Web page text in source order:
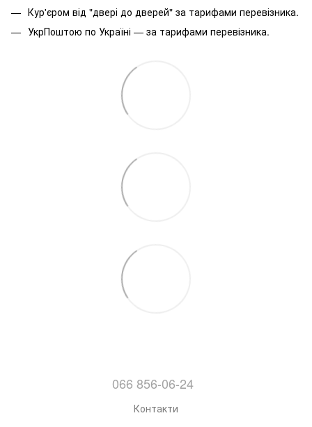
Кур'єром від "двері до дверей" за тарифами перевізника.
УкрПоштою по Україні — за тарифами перевізника.
066 856-06-24
Контакти